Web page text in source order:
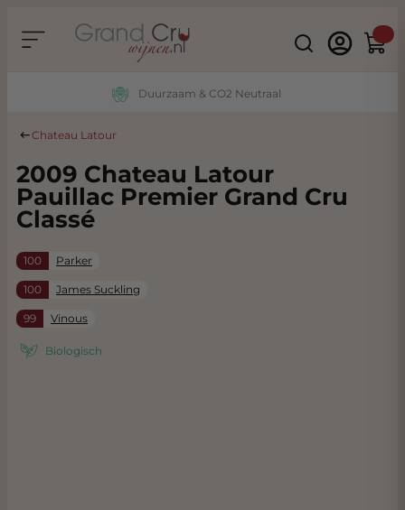
Search
Duurzaam & CO2 Neutraal
Chateau Latour
2009 Chateau Latour
Pauillac Premier Grand Cru
Classé
100 Parker
100 James Suckling
99 Vinous
Biologisch